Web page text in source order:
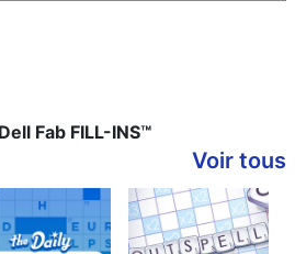
Fab FILL-INS™
Voir tous